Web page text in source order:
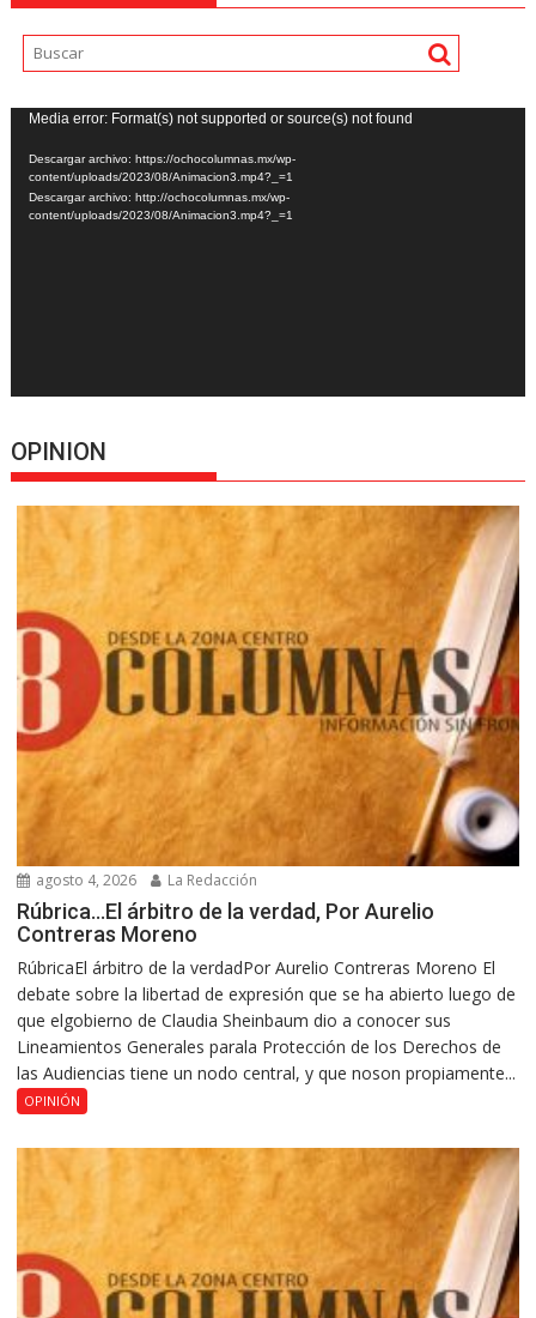
Reproductor
de
vídeo
Media error: Format(s) not supported or source(s) not found
Descargar archivo: https://ochocolumnas.mx/wp-
content/uploads/2023/08/Animacion3.mp4?_=1
Descargar archivo: http://ochocolumnas.mx/wp-
content/uploads/2023/08/Animacion3.mp4?_=1
OPINION
agosto 4, 2026 La Redacción
Rúbrica…El árbitro de la verdad, Por Aurelio
Contreras Moreno
RúbricaEl árbitro de la verdadPor Aurelio Contreras Moreno El
debate sobre la libertad de expresión que se ha abierto luego de
que elgobierno de Claudia Sheinbaum dio a conocer sus
Lineamientos Generales parala Protección de los Derechos de
las Audiencias tiene un nodo central, y que noson propiamente...
OPINIÓN